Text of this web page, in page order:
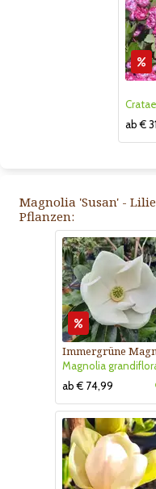
ab €
Magnolia 'Susan' -
Pflanzen:
ab € 74,99